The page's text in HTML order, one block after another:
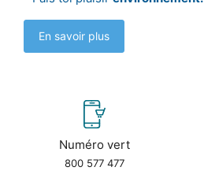
En savoir plus
Numéro vert
800 577 477